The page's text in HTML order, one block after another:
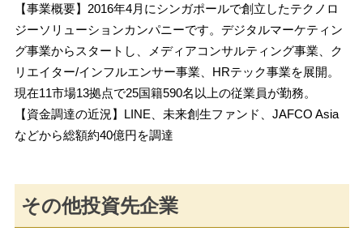
【事業概要】2016年4月にシンガポールで創立したテクノロ
ジーソリューションカンパニーです。デジタルマーケティン
グ事業からスタートし、メディアコンサルティング事業、ク
リエイター/インフルエンサー事業、HRテック事業を展開。
現在11市場13拠点で25国籍590名以上の従業員が勤務。
【資金調達の近況】LINE、未来創生ファンド、JAFCO Asia
などから総額約40億円を調達
その他投資先企業